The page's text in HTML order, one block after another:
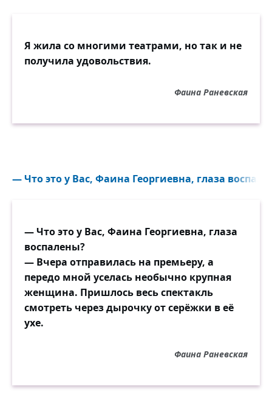
Я жила со многими театрами, но так и не
получила удовольствия.
Фаина Раневская
— Что это у Вас, Фаина Георгиевна, глаза
— Что это у Вас, Фаина Георгиевна, глаза
воспалены?
— Вчера отправилась на премьеру, а
передо мной уселась необычно крупная
женщина. Пришлось весь спектакль
смотреть через дырочку от серёжки в её
ухе.
Фаина Раневская